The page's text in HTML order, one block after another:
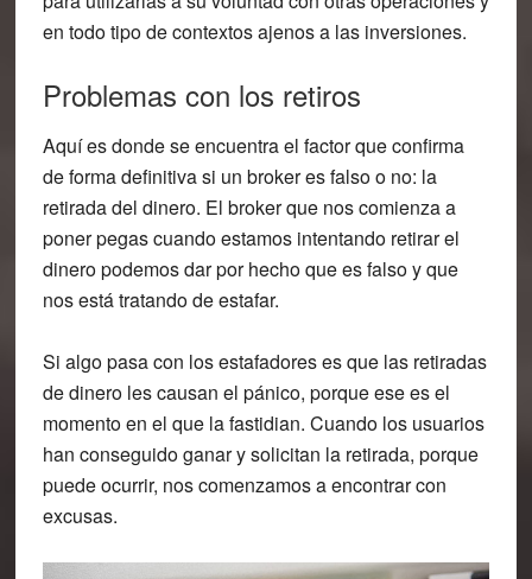
en todo tipo de contextos ajenos a las inversiones.
Problemas con los retiros
Aquí es donde se encuentra el factor que confirma
de forma definitiva si un broker es falso o no: la
retirada del dinero. El broker que nos comienza a
poner pegas cuando estamos intentando retirar el
dinero podemos dar por hecho que es falso y que
nos está tratando de estafar.
Si algo pasa con los estafadores es que las retiradas
de dinero les causan el pánico, porque ese es el
momento en el que la fastidian. Cuando los usuarios
han conseguido ganar y solicitan la retirada, porque
puede ocurrir, nos comenzamos a encontrar con
excusas.